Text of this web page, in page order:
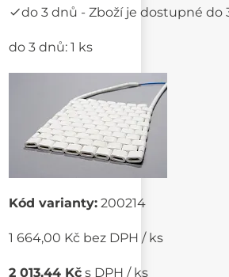
do 3 dnů - Zboží je dostupné do
do 3 dnů: 1 ks
Kód varianty: 200214
1 664,00 Kč bez DPH / ks
2 013,44 Kč s DPH / ks